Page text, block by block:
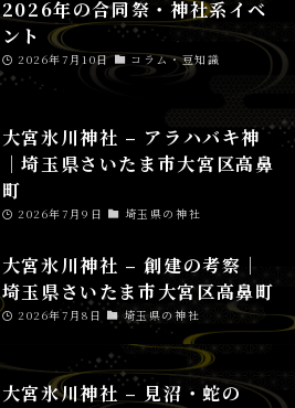
2026年の合同祭・神社系イベ
ント
2026年7月10日 コラム・豆知識
大宮氷川神社 – アラハバキ神
│埼玉県さいたま市大宮区高鼻
町
2026年7月9日 埼玉県の神社
大宮氷川神社 – 創建の考察│
埼玉県さいたま市大宮区高鼻町
2026年7月8日 埼玉県の神社
大宮氷川神社 – 見沼・蛇の